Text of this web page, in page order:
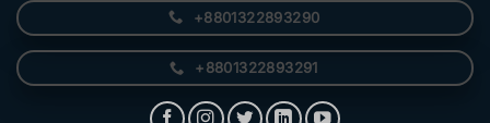
+8801322893290
+8801322893291